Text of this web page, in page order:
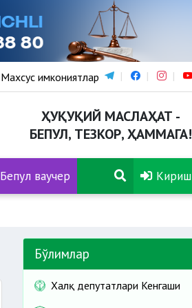
Махсус имкониятлар
ҲУҚУҚИЙ МАСЛАҲАТ -
БЕПУЛ, ТЕЗКОР, ҲАММАГА!
Бепул ваучер Кириш
Бўлимлар
Халқ депутатлари Кенгаши